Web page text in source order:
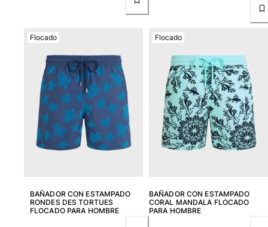
Ver todo Gafas de sol
Pañuelos de playa
Ver todo Pañuelos de playa
Accesorios Niños
Sombrero para niños
Toallas y Ponchos de playa
Ver todo Accesorios Niños
Bolsas
BAÑADOR CON ESTAMPADO
RONDES DES TORTUES
FLOCADO PARA HOMBRE
Flocado
BAÑADOR CON ESTAMPADO
CORAL MANDALA FLOCADO
PARA HOMBRE
Flocado